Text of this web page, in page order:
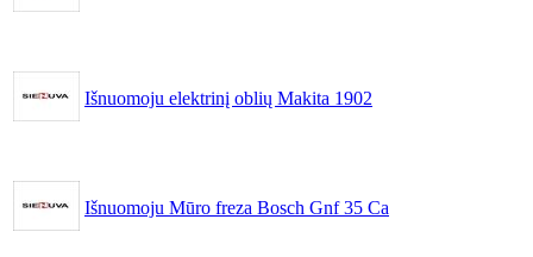
Išnuomoju elektrinį oblių Makita 1902
Išnuomoju Mūro freza Bosch Gnf 35 Ca